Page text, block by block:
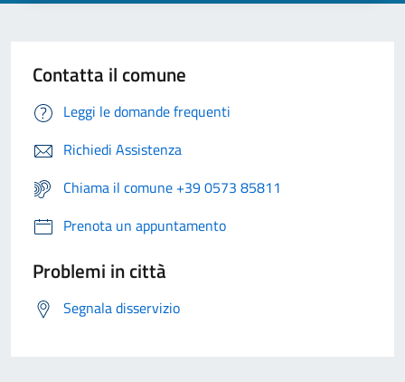
Contatta il comune
Leggi le domande frequenti
Richiedi Assistenza
Chiama il comune +39 0573 85811
Prenota un appuntamento
Problemi in città
Segnala disservizio